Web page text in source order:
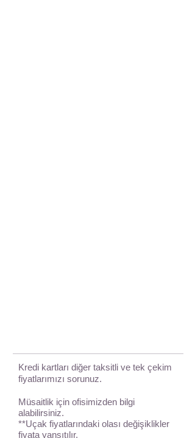
Kredi kartları diğer taksitli ve tek çekim
fiyatlarımızı sorunuz.
Müsaitlik için ofisimizden bilgi
alabilirsiniz.
**Uçak fiyatlarındaki olası değişiklikler
fiyata yansıtılır.